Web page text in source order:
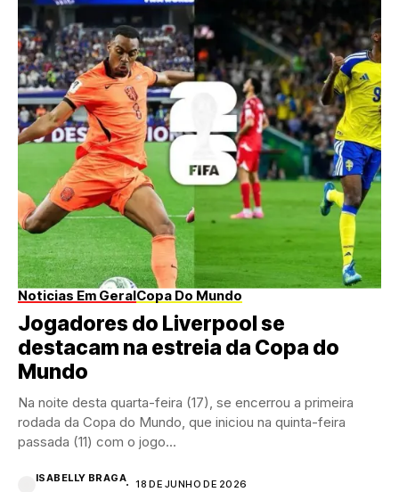
Noticias Em GeralCopa Do Mundo
Jogadores do Liverpool se
destacam na estreia da Copa do
Mundo
Na noite desta quarta-feira (17), se encerrou a primeira
rodada da Copa do Mundo, que iniciou na quinta-feira
passada (11) com o jogo...
ISABELLY BRAGA
18 DE JUNHO DE 2026